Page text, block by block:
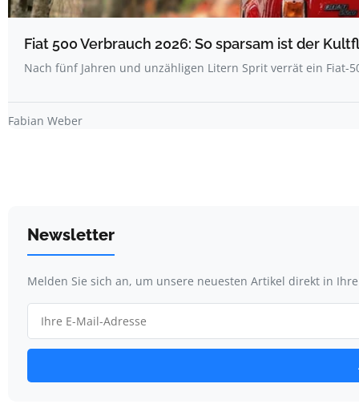
Fiat 500 Verbrauch 2026: So sparsam ist der
Nach fünf Jahren und unzähligen Litern Sprit verrät ein Fiat-
Fabian Weber
Newsletter
Melden Sie sich an, um unsere neuesten Artikel direkt in